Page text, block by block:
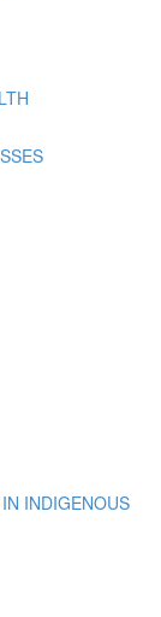
INDIGENOUS